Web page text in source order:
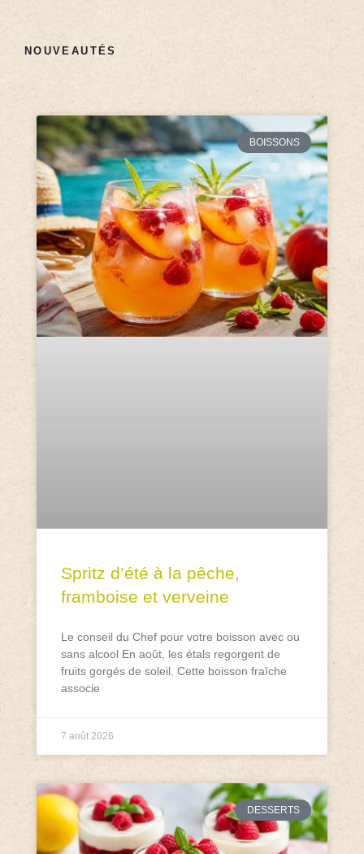
NOUVEAUTÉS
BOISSONS
Spritz d’été à la pêche,
framboise et verveine
Le conseil du Chef pour votre boisson avec ou
sans alcool En août, les étals regorgent de
fruits gorgés de soleil. Cette boisson fraîche
associe
7 août 2026
DESSERTS